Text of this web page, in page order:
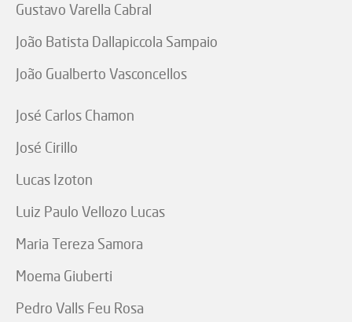
Gustavo Varella Cabral
João Batista Dallapiccola Sampaio
João Gualberto Vasconcellos
José Carlos Chamon
José Cirillo
Lucas Izoton
Luiz Paulo Vellozo Lucas
Maria Tereza Samora
Moema Giuberti
Pedro Valls Feu Rosa